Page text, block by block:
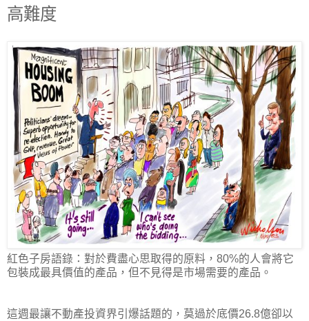
高難度
紅色子房語錄：對於費盡心思取得的原料，80%的人會將它
包裝成最具價值的產品，但不見得是市場需要的產品。
這週最讓不動產投資界引爆話題的，莫過於底價26.8億卻以